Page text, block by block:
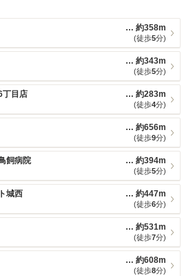
約358m
(徒歩5分)
約343m
(徒歩5分)
丁目店 約283m
(徒歩4分)
約656m
(徒歩9分)
飼病院 約394m
(徒歩5分)
城西 約447m
(徒歩6分)
約531m
(徒歩7分)
約608m
(徒歩8分)